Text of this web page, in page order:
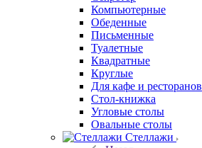
Компьютерные
Обеденные
Письменные
Туалетные
Квадратные
Круглые
Для кафе и ресторанов
Стол-книжка
Угловые столы
Овальные столы
Стеллажи